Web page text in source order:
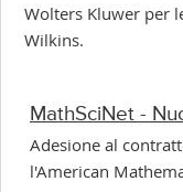
Wolters Kluwer per
Wilkins.
MathSciNet -
Adesione al
l'American